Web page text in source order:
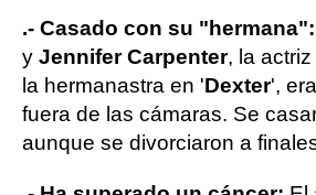
.- Casado con su "hermana":
y Jennifer Carpenter, la
la hermanastra en 'Dexter',
fuera de las cámaras. Se
aunque se divorciaron a